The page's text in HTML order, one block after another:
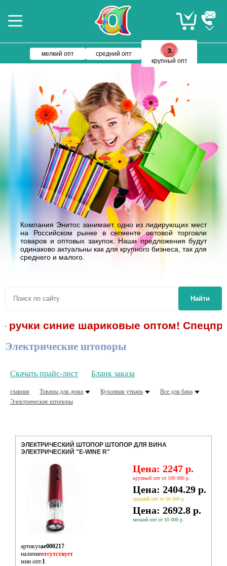
мелкий опт
средний опт
крупный опт
Компания Энитос занимает одно из лидирующих мест
на Российском рынке в сегменте оптовой торговли
товаров и оптовых закупок. Наши предложения будут
одинаково актуальны как для крупного бизнеса, так для
среднего и малого.
Найти
синие шариковые оптом!
Электрические штопоры
Скачать прайс-лист Бланк заказа
главная Товары для дома Кухонная утварь
Все для бара
Электрические штопоры
ЭЛЕКТРИЧЕСКИЙ ШТОПОР ШТОПОР ДЛЯ ВИНА
ЭЛЕКТРИЧЕСКИЙ "E-WINE R"
Цена: 2247 р.
крупный опт от 100 000 р.
Цена: 2404.29 р.
средний опт от 50 000 р.
Цена: 2692.8 р.
мелкий опт от 10 000 р.
артикулae000217
наличиеотсутствует
мин опт.1